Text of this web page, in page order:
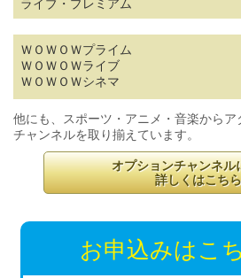
ライブ・プレミアム
ＷＯＷＯＷプライム
ＷＯＷＯＷライブ
ＷＯＷＯＷシネマ
他にも、スポーツ・アニメ・音楽から
チャンネルを取り揃えています。
オプションチャンネル
詳しくはこちら
お申込みはこ